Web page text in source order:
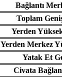
Bağlantı
Toplam
Yerden
Yerden Merkez
Yatak Et
Civata